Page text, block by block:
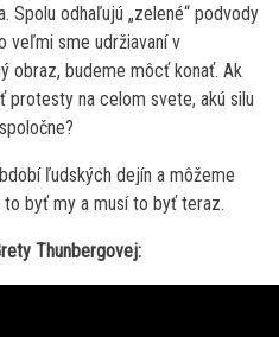
odhaľujú „zelené“ podvody
veľmi sme udržiavaní v
obraz, budeme môcť konať. Ak
protesty na celom svete, akú silu
ľudských dejín a môžeme
to byť my a musí to byť teraz.
Thunbergovej: